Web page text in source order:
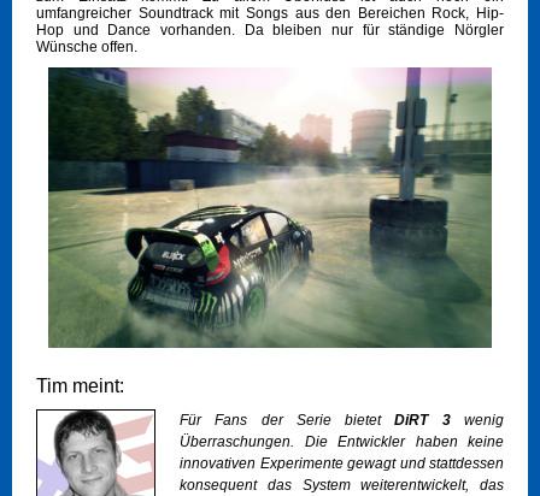
umfangreicher Soundtrack mit Songs aus den Bereichen Rock, Hip-
Hop und Dance vorhanden. Da bleiben nur für ständige Nörgler
Wünsche offen.
Tim meint:
Für Fans der Serie bietetDiRT 3wenig
Überraschungen. Die Entwickler haben keine
innovativen Experimente gewagt und stattdessen
konsequent das System weiterentwickelt, das